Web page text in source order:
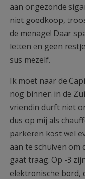
aan ongezonde
niet goedkoop,
de menage! Daar
letten en geen
sus mezelf.
Ik moet naar de
nog binnen in de
vriendin durft niet
dus op mij als
parkeren kost wel
aan te schuiven om
gaat traag. Op -3
elektronische bord,